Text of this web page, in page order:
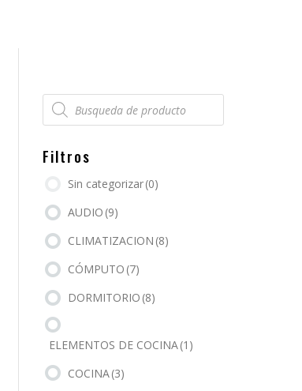
Búsqueda
de
productos
Filtros
Sin categorizar(0)
AUDIO (9)
CLIMATIZACION (8)
CÓMPUTO (7)
DORMITORIO (8)
ELEMENTOS DE COCINA(1)
COCINA(3)